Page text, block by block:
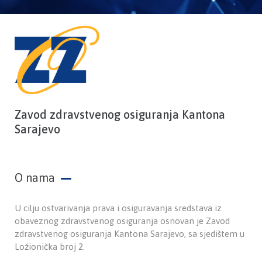
Zavod zdravstvenog osiguranja Kantona
Sarajevo
O nama
U cilju ostvarivanja prava i osiguravanja sredstava iz
obaveznog zdravstvenog osiguranja osnovan je Zavod
zdravstvenog osiguranja Kantona Sarajevo, sa sjedištem u
Ložionička broj 2.